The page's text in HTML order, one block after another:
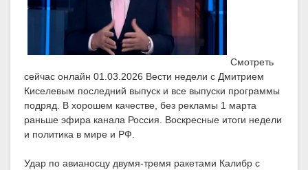
Смотреть
сейчас онлайн 01.03.2026 Вести недели с Дмитрием
Киселевым последний выпуск и все выпуски программы
подряд. В хорошем качестве, без рекламы 1 марта
раньше эфира канала Россия. Воскресные итоги недели
и политика в мире и РФ.
Удар по авианосцу двумя-тремя ракетами Калибр с